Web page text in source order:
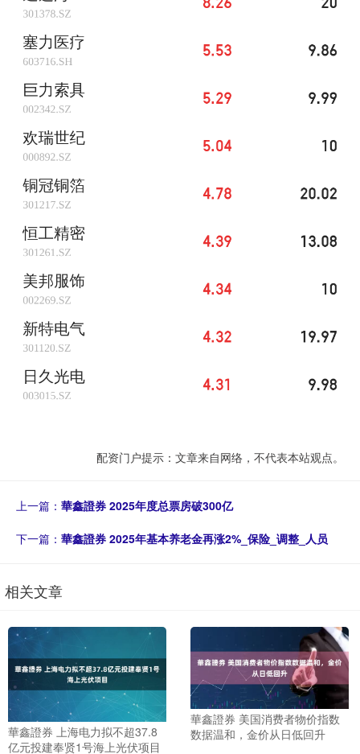
配资门户提示：文章来自网络，不代表本站观点。
上一篇： 華鑫證券 2025年度总票房破300亿
下一篇： 華鑫證券 2025年基本养老金再涨2%_保险_调整_人员
相关文章
華鑫證券 上海电力拟不超37.8
亿元投建奉贤1号海上光伏项目
華鑫證券 美国消费者物价指数
数据温和，金价从日低回升